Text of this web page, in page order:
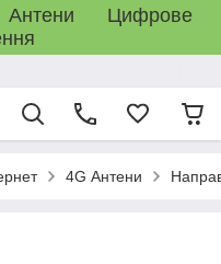
Антени Цифрове
4G Антени